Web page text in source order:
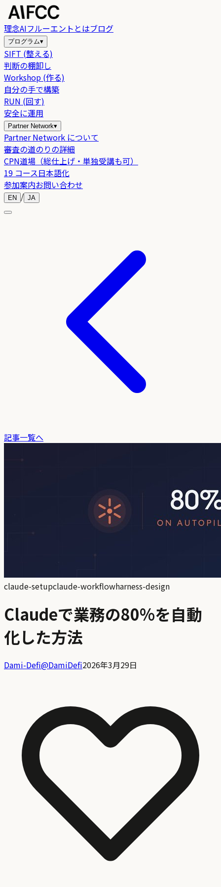
理念AIフルーエントとはブログ
プログラム▾
SIFT (整える)
判断の棚卸し
Workshop (作る)
自分の手で構築
RUN (回す)
安全に運用
Partner Network▾
Partner Network について
審査の道のりの詳細
CPN道場（総仕上げ・単独受講も可）
19 コース日本語化
参加案内お問い合わせ
EN / JA
記事一覧へ
claude-setupclaude-workflowharness-design
Claudeで業務の80%を自動
化した方法
Dami-Defi@DamiDefi2026年3月29日